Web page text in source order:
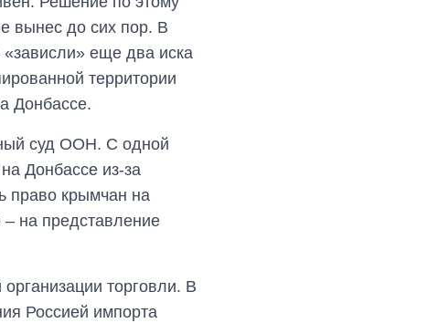
вынес до сих пор. В
еще два иска
территории
Донбассе.
суд ООН. С одной
Донбассе из-за
право крымчан на
– на представление
торговли. В
Россией импорта